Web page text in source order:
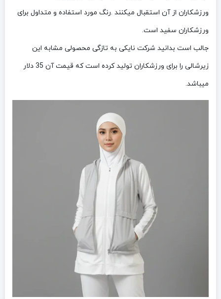
ورزشکاران از آن استقبال میکنند .رنگ مورد استفاده و متداول برای
ورزشکاران سفید است.
جالب است بدانید شرکت نایکی به تازگی محصولی مشابه این
زیرشالی را برای ورزشکاران تولید کرده است که قیمت آن 35 دلار
میباشد.